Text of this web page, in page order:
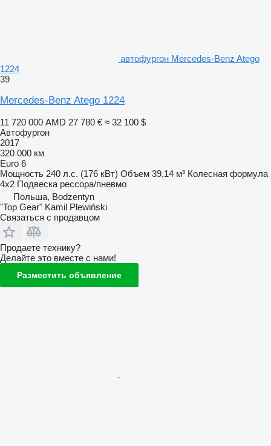
автофургон Mercedes-Benz Atego
1224
39
Mercedes-Benz Atego 1224
11 720 000 AMD 27 780 € ≈ 32 100 $
Автофургон
2017
320 000 км
Euro 6
Мощность 240 л.с. (176 кВт) Объем 39,14 м³ Колесная формула
4x2 Подвеска рессора/пневмо
Польша, Bodzentyn
"Top Gear" Kamil Plewiński
Связаться с продавцом
Продаете технику?
Делайте это вместе с нами!
Разместить объявление